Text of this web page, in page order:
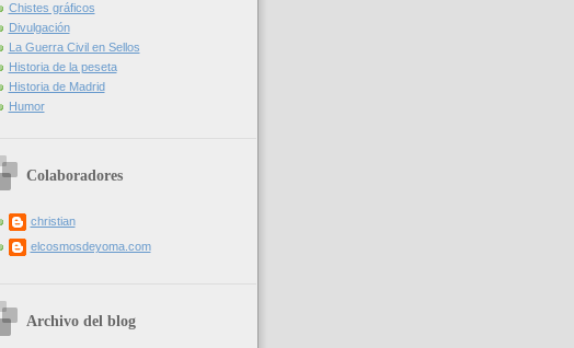
Chistes gráficos
Divulgación
La Guerra Civil en Sellos
Historia de la peseta
Historia de Madrid
Humor
Colaboradores
christian
elcosmosdeyoma.com
Archivo del blog